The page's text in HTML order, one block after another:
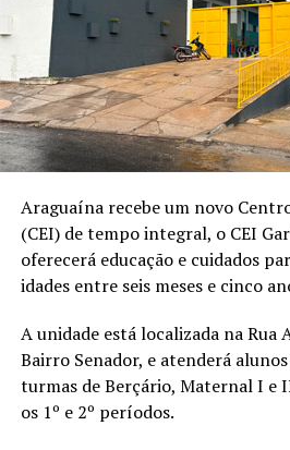
Araguaína recebe um novo
(CEI) de tempo integral, o CEI
oferecerá educação e cuidados
idades entre seis meses e cinco
A unidade está localizada na Rua
Bairro Senador, e atenderá
turmas de Berçário, Maternal I e
os 1º e 2º períodos.